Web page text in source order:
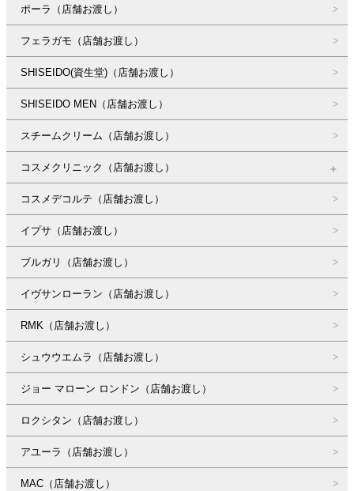
ポーラ（店舗お渡し）
フェラガモ（店舗お渡し）
SHISEIDO(資生堂)（店舗お渡し）
SHISEIDO MEN（店舗お渡し）
スチームクリーム（店舗お渡し）
コスメクリニック（店舗お渡し）
コスメデコルテ（店舗お渡し）
イプサ（店舗お渡し）
ブルガリ（店舗お渡し）
イヴサンローラン（店舗お渡し）
RMK（店舗お渡し）
シュウウエムラ（店舗お渡し）
ジョー マローン ロンドン（店舗お渡し）
ロクシタン（店舗お渡し）
アユーラ（店舗お渡し）
MAC（店舗お渡し）